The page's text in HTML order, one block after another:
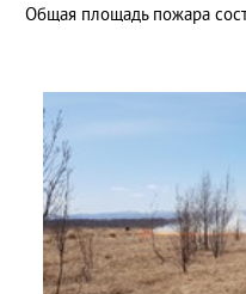
Общая площадь пожара